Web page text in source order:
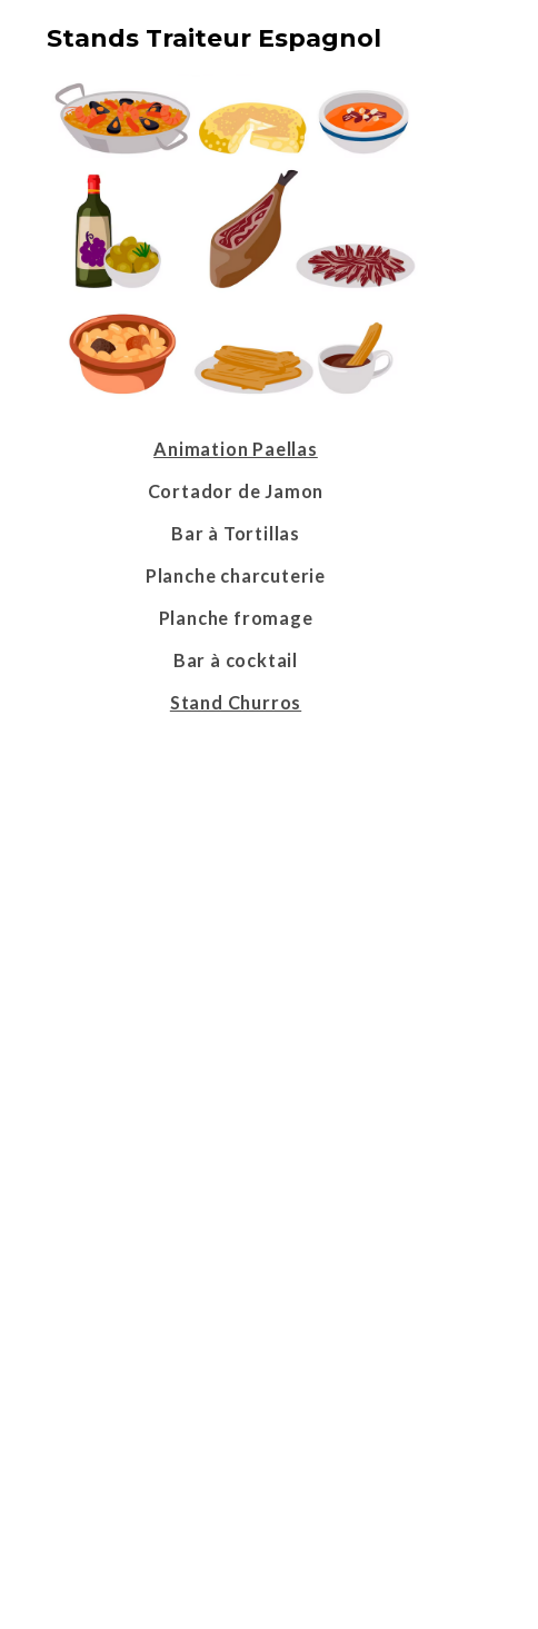
Stands Traiteur Espagnol
Animation Paellas
Cortador de Jamon
Bar à Tortillas
Planche charcuterie
Planche fromage
Bar à cocktail
Stand Churros